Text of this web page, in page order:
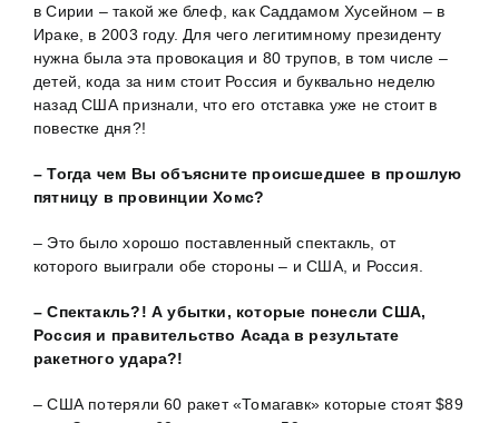
в Сирии – такой же блеф, как Саддамом Хусейном – в
Ираке, в 2003 году. Для чего легитимному президенту
нужна была эта провокация и 80 трупов, в том числе –
детей, кода за ним стоит Россия и буквально неделю
назад США признали, что его отставка уже не стоит в
повестке дня?!
– Тогда чем Вы объясните происшедшее в прошлую
пятницу в провинции Хомс?
– Это было хорошо поставленный спектакль, от
которого выиграли обе стороны – и США, и Россия.
– Спектакль?! А убытки, которые понесли США,
Россия и правительство Асада в результате
ракетного удара?!
– США потеряли 60 ракет «Томагавк» которые стоят $89